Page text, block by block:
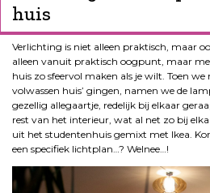
huis
Verlichting is niet alleen praktisch, maar
alleen vanuit praktisch oogpunt, maar
huis zo sfeervol maken als je wilt. Toen we
volwassen huis’ gingen, namen we de
gezellig allegaartje, redelijk bij elkaar
rest van het interieur, wat al net zo bij
uit het studentenhuis gemixt met Ikea.
een specifiek lichtplan…? Welnee…!